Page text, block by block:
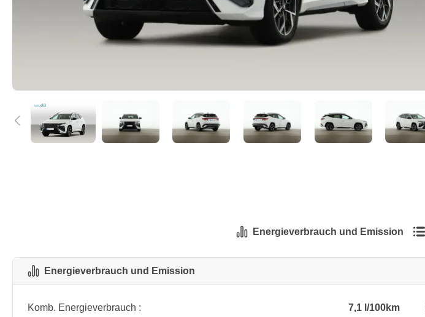
Energieverbrauch und Emission
Energieverbrauch und Emission
Komb. Energieverbrauch : 7,1 l/100km